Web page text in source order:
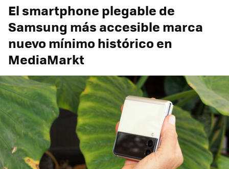
El smartphone plegable de
Samsung más accesible marca
nuevo mínimo histórico en
MediaMarkt